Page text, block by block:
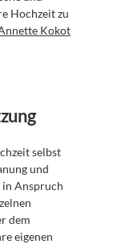
Hochzeit zu
Kokot
selbst
und
in Anspruch
dem
eigenen